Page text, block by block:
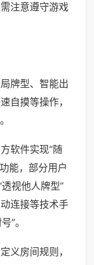
注意遵守游戏
牌型、智能出
自摸等操作，
软件实现“随
能，部分用户
视他人牌型”
连接等技术手
”。
义房间规则，